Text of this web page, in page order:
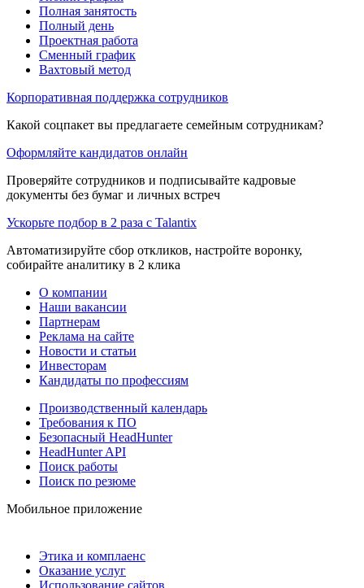
Полная занятость
Полный день
Проектная работа
Сменный график
Вахтовый метод
Корпоративная поддержка сотрудников
Какой соцпакет вы предлагаете семейным сотрудникам?
Оформляйте кандидатов онлайн
Проверяйте сотрудников и подписывайте кадровые
документы без бумаг и личных встреч
Ускорьте подбор в 2 раза с Talantix
Автоматизируйте сбор откликов, настройте воронку,
собирайте аналитику в 2 клика
О компании
Наши вакансии
Партнерам
Реклама на сайте
Новости и статьи
Инвесторам
Кандидаты по профессиям
Производственный календарь
Требования к ПО
Безопасный HeadHunter
HeadHunter API
Поиск работы
Поиск по резюме
Мобильное приложение
Этика и комплаенс
Оказание услуг
Использование сайтов